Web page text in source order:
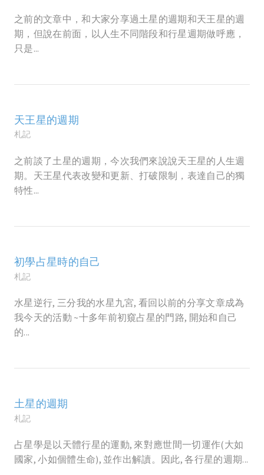
之前的文章中，和大家分享過土星的週期和天王星的週
期，但說在前面，以人生不同階段和行星週期做呼應，
只是...
天王星的週期
札記
之前談了土星的週期，今次我們來說說天王星的人生週
期。天王星代表改變和更新、打破限制，表達自己的獨
特性...
初學占星時的自己
札記
水星逆行, 三分我的水星九宮, 看回以前的分享文章成為
我今天的活動 ~十多年前初窺占星的門路, 開始和自己
的...
土星的週期
札記
占星學是以天體行星的運動, 來對應世間一切運作(大如
國家, 小如個體生命), 並作出解讀。因此, 各行星的週期...